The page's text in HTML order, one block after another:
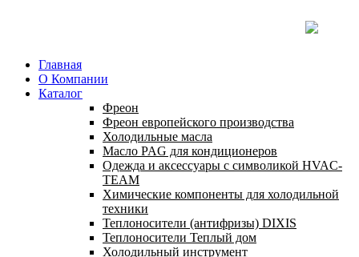
Главная
О Компании
Каталог
Фреон
Фреон европейского производства
Холодильные масла
Масло PAG для кондиционеров
Одежда и аксессуары с символикой HVAC-
TEAM
Химические компоненты для холодильной
техники
Теплоносители (антифризы) DIXIS
Теплоносители Теплый дом
Холодильный инструмент